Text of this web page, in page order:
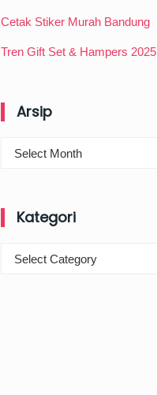
Cetak Stiker Murah Bandung
Tren Gift Set & Hampers 2025
Arsip
Arsip
Kategori
Kategori